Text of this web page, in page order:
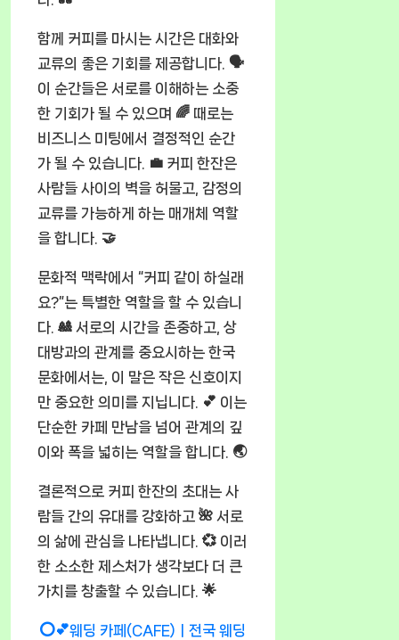
함께 커피를 마시는 시간은 대화와
교류의 좋은 기회를 제공합니다. 🗣️
이 순간들은 서로를 이해하는 소중
한 기회가 될 수 있으며 🌈 때로는
비즈니스 미팅에서 결정적인 순간
가 될 수 있습니다. 💼 커피 한잔은
사람들 사이의 벽을 허물고, 감정의
교류를 가능하게 하는 매개체 역할
을 합니다. 🤝
문화적 맥락에서 “커피 같이 하실래
요?”는 특별한 역할을 할 수 있습니
다. 🎎 서로의 시간을 존중하고, 상
대방과의 관계를 중요시하는 한국
문화에서는, 이 말은 작은 신호이지
만 중요한 의미를 지닙니다. 💕 이는
단순한 카페 만남을 넘어 관계의 깊
이와 폭을 넓히는 역할을 합니다. 🌏
결론적으로 커피 한잔의 초대는 사
람들 간의 유대를 강화하고 🌺 서로
의 삶에 관심을 나타냅니다. 💞 이러
한 소소한 제스처가 생각보다 더 큰
가치를 창출할 수 있습니다. 🌟
⭕💕웨딩 카페(CAFE)ㅣ전국 웨딩